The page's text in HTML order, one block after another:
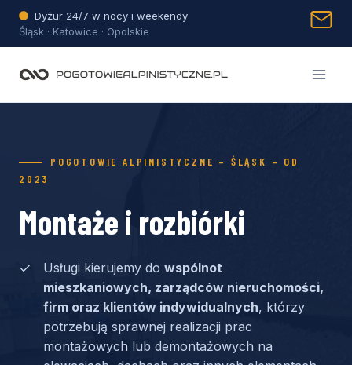
Przejdź
treści
Dyżur 24/7 w nocy i weekendy
Śląsk · Katowice · Opolskie
POGOTOWIE ALPINISTYCZNE – ŚLĄSK – OD
2023
Montaże i rozbiórki
Usługi kierujemy do wspólnot
mieszkaniowych, zarządców nieruchomości,
firm oraz klientów indywidualnych, którzy
potrzebują sprawnej realizacji prac
montażowych lub demontażowych na